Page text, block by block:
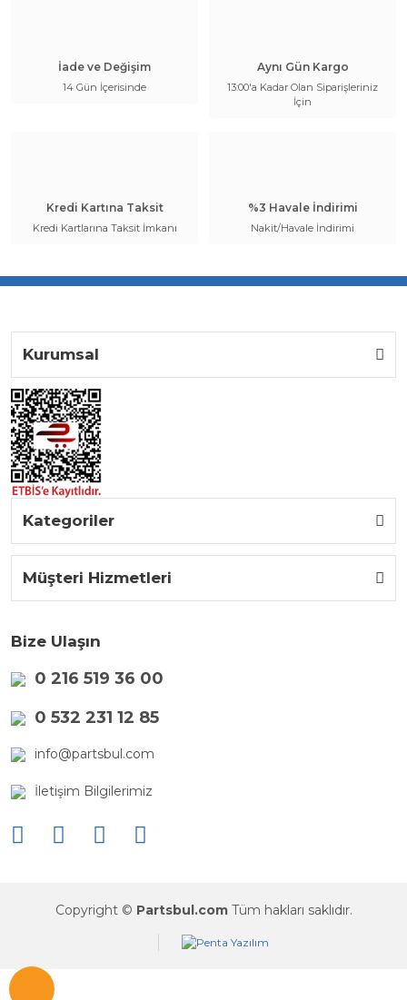
İade ve Değişim
14 Gün İçerisinde
Aynı Gün Kargo
13:00'a Kadar Olan Siparişleriniz
İçin
Kredi Kartına Taksit
Kredi Kartlarına Taksit İmkanı
%3 Havale İndirimi
Nakit/Havale İndirimi
Kurumsal
Kategoriler
Müşteri Hizmetleri
Bize Ulaşın
0 216 519 36 00
0 532 231 12 85
info@partsbul.com
İletişim Bilgilerimiz
Copyright © Partsbul.com Tüm hakları saklıdır.